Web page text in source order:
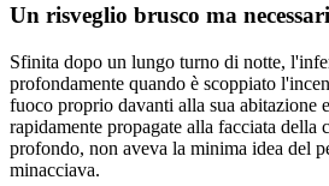
Un risveglio brusco ma
Sfinita dopo un lungo turno di notte,
profondamente quando è scoppiato
fuoco proprio davanti alla sua abitazione
rapidamente propagate alla facciata della
profondo, non aveva la minima idea del
minacciava.